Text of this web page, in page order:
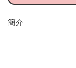
簡介